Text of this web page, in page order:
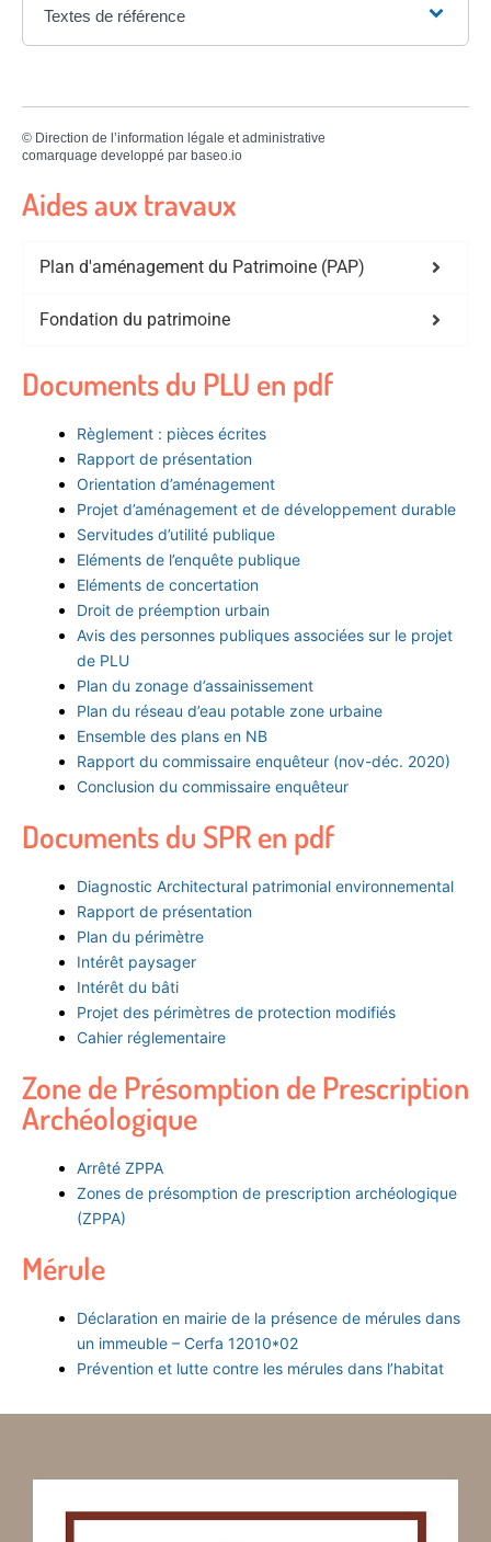
Textes de référence
© Direction de l’information légale et administrative
comarquage developpé par baseo.io
Aides aux travaux
Plan d'aménagement du Patrimoine (PAP)
Fondation du patrimoine
Documents du PLU en pdf
Règlement : pièces écrites
Rapport de présentation
Orientation d’aménagement
Projet d’aménagement et de développement durable
Servitudes d’utilité publique
Eléments de l’enquête publique
Eléments de concertation
Droit de préemption urbain
Avis des personnes publiques associées sur le projet
de PLU
Plan du zonage d’assainissement
Plan du réseau d’eau potable zone urbaine
Ensemble des plans en NB
Rapport du commissaire enquêteur (nov-déc. 2020)
Conclusion du commissaire enquêteur
Documents du SPR en pdf
Diagnostic Architectural patrimonial environnemental
Rapport de présentation
Plan du périmètre
Intérêt paysager
Intérêt du bâti
Projet des périmètres de protection modifiés
Cahier réglementaire
Zone de Présomption de Prescription
Archéologique
Arrêté ZPPA
Zones de présomption de prescription archéologique
(ZPPA)
Mérule
Déclaration en mairie de la présence de mérules dans
un immeuble – Cerfa 12010*02
Prévention et lutte contre les mérules dans l’habitat